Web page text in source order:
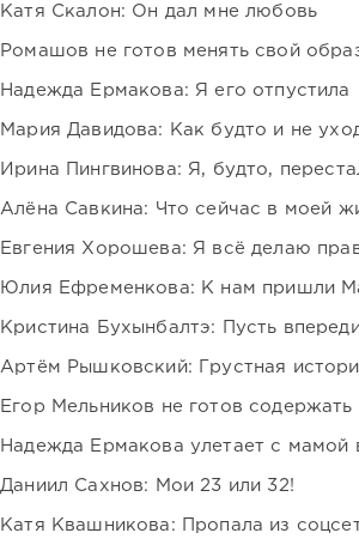
Катя Скалон: Он дал мне любовь
Ромашов не готов менять свой
Надежда Ермакова: Я его отпустила
Мария Давидова: Как будто и не
Ирина Пингвинова: Я, будто,
Алёна Савкина: Что сейчас в моей
Евгения Хорошева: Я всё делаю
Юлия Ефременкова: К нам пришли
Кристина Бухынбалтэ: Пусть
Артём Рышковский: Грустная
Егор Мельников не готов
Надежда Ермакова улетает с мамой
Даниил Сахнов: Мои 23 или 32!
Катя Квашникова: Пропала из